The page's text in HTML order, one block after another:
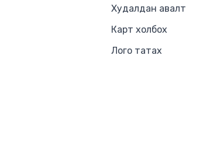
Худалдан авалт
Карт холбох
Лого татах